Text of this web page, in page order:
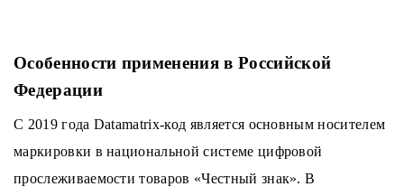
Особенности применения в Российской
Федерации
С 2019 года Datamatrix-код является основным носителем
маркировки в национальной системе цифровой
прослеживаемости товаров «Честный знак». В